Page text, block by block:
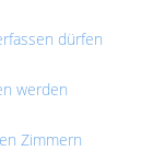
dürfen
werden
Zimmern